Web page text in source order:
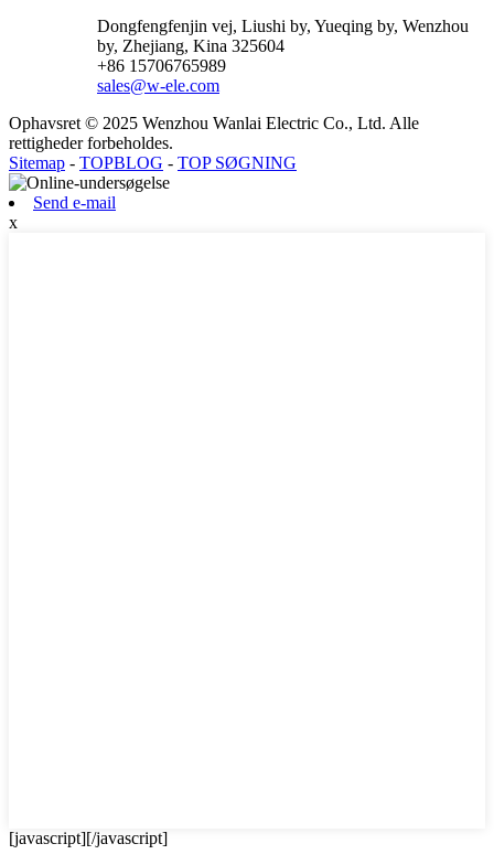
Dongfengfenjin vej, Liushi by, Yueqing by, Wenzhou
by, Zhejiang, Kina 325604
+86 15706765989
sales@w-ele.com
Ophavsret © 2025 Wenzhou Wanlai Electric Co., Ltd. Alle
rettigheder forbeholdes.
Sitemap - TOPBLOG - TOP SØGNING
Send e-mail
x
[javascript][/javascript]